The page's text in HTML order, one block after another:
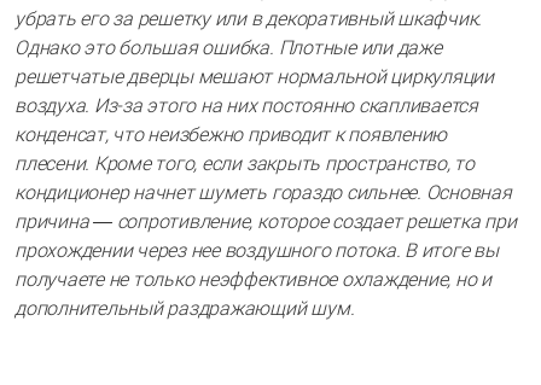
убрать его за решетку или в декоративный шкафчик.
Однако это большая ошибка. Плотные или даже
решетчатые дверцы мешают нормальной циркуляции
воздуха. Из-за этого на них постоянно скапливается
конденсат, что неизбежно приводит к появлению
плесени. Кроме того, если закрыть пространство, то
кондиционер начнет шуметь гораздо сильнее. Основная
причина — сопротивление, которое создает решетка при
прохождении через нее воздушного потока. В итоге вы
получаете не только неэффективное охлаждение, но и
дополнительный раздражающий шум.